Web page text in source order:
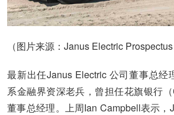
（图片来源：Janus Electric Prospectus
最新出任Janus Electric 公司董事总经
系金融界资深老兵，曾担任花旗银行
董事总经理。上周Ian Campbell表示，